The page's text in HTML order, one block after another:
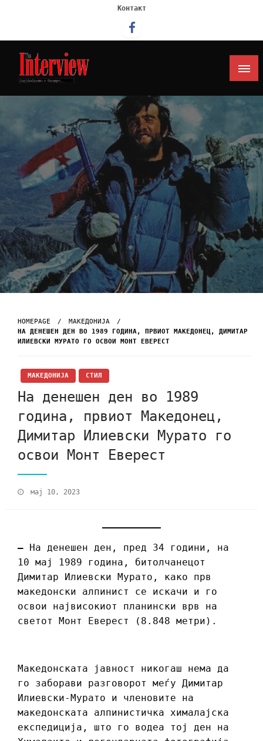
Контакт
Интервју
HOMEPAGE
МАКЕДОНИЈА
НА ДЕНЕШЕН ДЕН ВО 1989 ГОДИНА, ПРВИОТ МАКЕДОНЕЦ, ДИМИТАР
ИЛИЕВСКИ МУРАТО ГО ОСВОИ МОНТ ЕВЕРЕСТ
МАКЕДОНИЈА СТИЛ
На денешен ден во 1989
година, првиот Македонец,
Димитар Илиевски Мурато го
освои Монт Еверест
мај 10, 2023
– На денешен ден, пред 34 години, на
10 мај 1989 година, битолчанецот
Димитар Илиевски Мурато, како прв
македонски алпинист се искачи и го
освои највисокиот планински врв на
светот Монт Еверест (8.848 метри).
Македонската јавност никогаш нема да
го заборави разговорот меѓу Димитар
Илиевски-Мурато и членовите на
македонската алпинистичка хималајска
експедиција, што го водеа тој ден на